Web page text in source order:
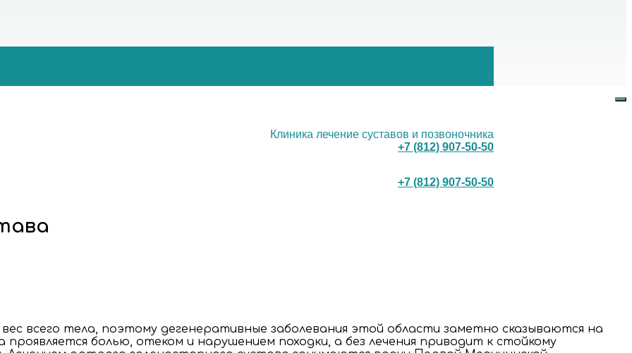
Клиника лечение суставов и позвоночника
+7 (812) 907-50-50
+7 (812) 907-50-50
всего тела, поэтому дегенеративные заболевания этой области заметно сказываются на
болью, отеком и нарушением походки, а без лечения приводит к стойкому